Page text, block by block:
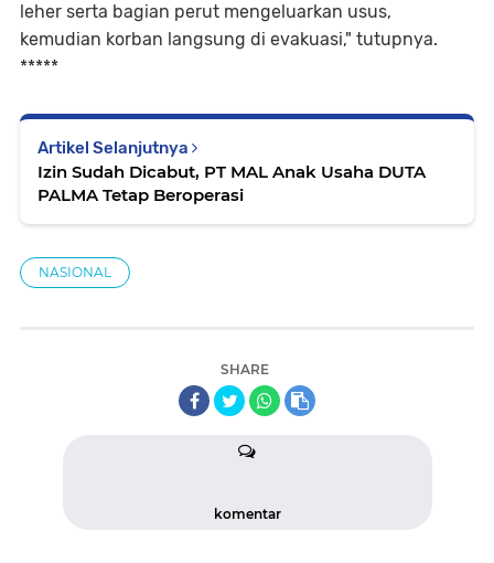
leher serta bagian perut mengeluarkan usus,
kemudian korban langsung di evakuasi," tutupnya.
*****
Artikel Selanjutnya
Izin Sudah Dicabut, PT MAL Anak Usaha DUTA
PALMA Tetap Beroperasi
NASIONAL
SHARE
komentar